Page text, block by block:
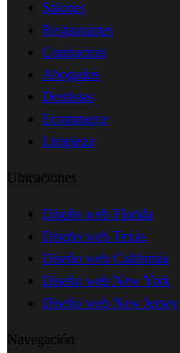
Salones
Restaurantes
Contractors
Abogados
Dentistas
Ecommerce
Limpieza
Ubicaciones
Diseño web Florida
Diseño web Texas
Diseño web California
Diseño web New York
Diseño web New Jersey
Navegación